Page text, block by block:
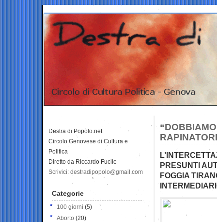
PRESUNTI
FOGGIA
Destra di Popolo.net
Circolo Genovese di Cultura e
Politica
Diretto da Riccardo Fucile
Scrivici: destradipopolo@gmail.com
Categorie
100 giorni (5)
Aborto (20)